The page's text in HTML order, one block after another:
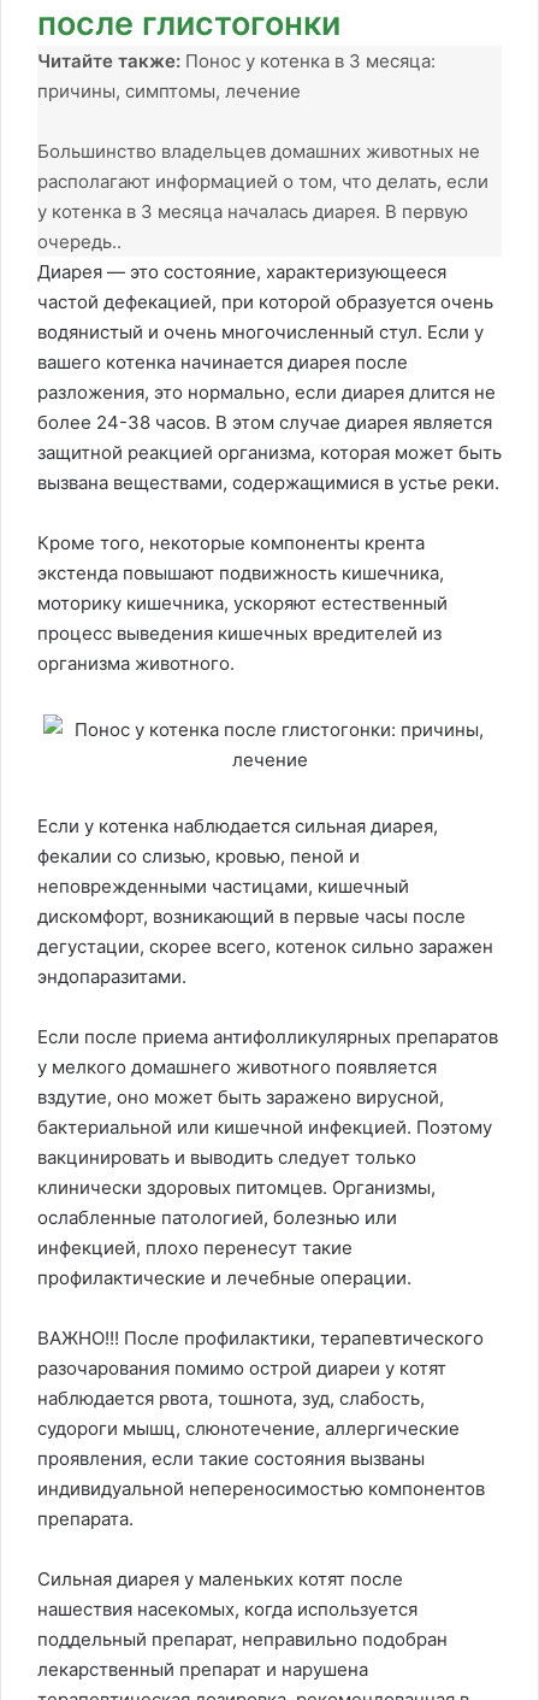
после глистогонки
Читайте также: Понос у котенка в 3 месяца:
причины, симптомы, лечение
Большинство владельцев домашних животных не
располагают информацией о том, что делать, если
у котенка в 3 месяца началась диарея. В первую
очередь..
Диарея — это состояние, характеризующееся
частой дефекацией, при которой образуется очень
водянистый и очень многочисленный стул. Если у
вашего котенка начинается диарея после
разложения, это нормально, если диарея длится не
более 24-38 часов. В этом случае диарея является
защитной реакцией организма, которая может быть
вызвана веществами, содержащимися в устье реки.
Кроме того, некоторые компоненты крента
экстенда повышают подвижность кишечника,
моторику кишечника, ускоряют естественный
процесс выведения кишечных вредителей из
организма животного.
Если у котенка наблюдается сильная диарея,
фекалии со слизью, кровью, пеной и
неповрежденными частицами, кишечный
дискомфорт, возникающий в первые часы после
дегустации, скорее всего, котенок сильно заражен
эндопаразитами.
Если после приема антифолликулярных препаратов
у мелкого домашнего животного появляется
вздутие, оно может быть заражено вирусной,
бактериальной или кишечной инфекцией. Поэтому
вакцинировать и выводить следует только
клинически здоровых питомцев. Организмы,
ослабленные патологией, болезнью или
инфекцией, плохо перенесут такие
профилактические и лечебные операции.
ВАЖНО!!! После профилактики, терапевтического
разочарования помимо острой диареи у котят
наблюдается рвота, тошнота, зуд, слабость,
судороги мышц, слюнотечение, аллергические
проявления, если такие состояния вызваны
индивидуальной непереносимостью компонентов
препарата.
Сильная диарея у маленьких котят после
нашествия насекомых, когда используется
поддельный препарат, неправильно подобран
лекарственный препарат и нарушена